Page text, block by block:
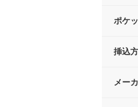
ポケ
挿込
メー